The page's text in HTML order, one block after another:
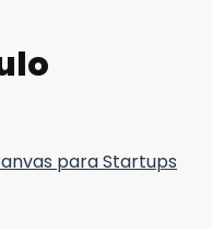
para Startups